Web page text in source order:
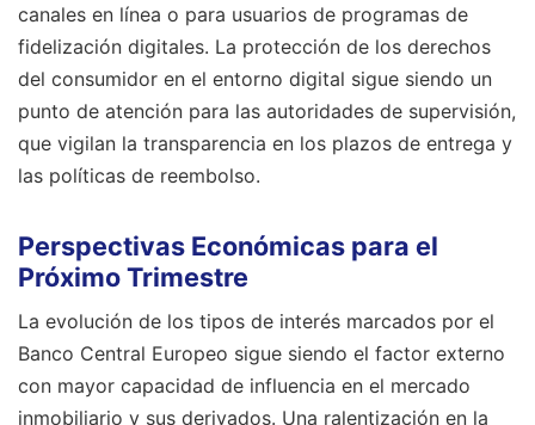
canales en línea o para usuarios de programas de
fidelización digitales. La protección de los derechos
del consumidor en el entorno digital sigue siendo un
punto de atención para las autoridades de supervisión,
que vigilan la transparencia en los plazos de entrega y
las políticas de reembolso.
Perspectivas Económicas para el
Próximo Trimestre
La evolución de los tipos de interés marcados por el
Banco Central Europeo sigue siendo el factor externo
con mayor capacidad de influencia en el mercado
inmobiliario y sus derivados. Una ralentización en la